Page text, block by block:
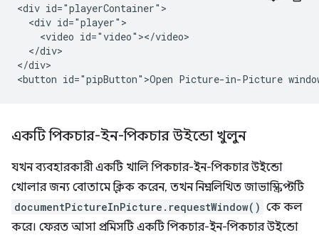
<div id="playerContainer">
  <div id="player">
    <video id="video"></video>
  </div>
</div>
একটি পিকচার-ইন-পিকচার উইন্ডো খুলুন
যখন ব্যবহারকারী একটি খালি পিকচার-ইন-পিকচার উইন্ডো
খোলার জন্য বোতামে ক্লিক করেন, তখন নিম্নলিখিত জাভাস্ক্রিপ্টটি
documentPictureInPicture.requestWindow() কে কল
করে। ফেরত আসা প্রমিসটি একটি পিকচার-ইন-পিকচার উইন্ডো